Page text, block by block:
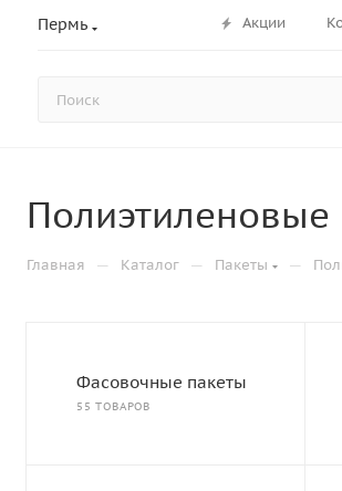
Пермь Акции
Полиэтиленовые
Главная — Каталог — Пакеты —
Фасовочные пакеты
55 ТОВАРОВ